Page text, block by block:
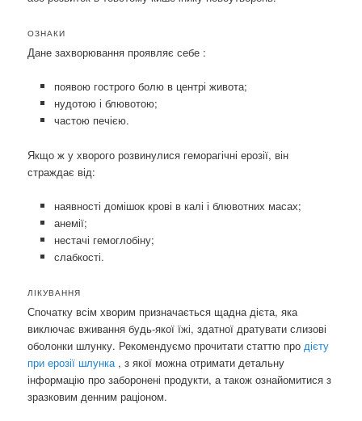
ОЗНАКИ
Дане захворювання проявляє себе :
появою гострого болю в центрі живота;
нудотою і блювотою;
частою печією.
Якщо ж у хворого розвинулися геморагічні ерозії, він
страждає від:
наявності домішок крові в калі і блювотних масах;
анемії;
нестачі гемоглобіну;
слабкості.
ЛІКУВАННЯ
Спочатку всім хворим призначається щадна дієта, яка
виключає вживання будь-якої їжі, здатної дратувати слизові
оболонки шлунку. Рекомендуємо прочитати статтю продієту
при ерозії шлунка , з якої можна отримати детальну
інформацію про заборонені продукти, а також ознайомитися з
зразковим денним раціоном.